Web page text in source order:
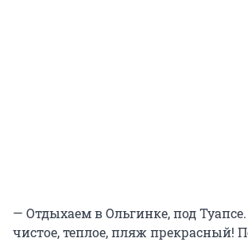
— Отдыхаем в Ольгинке, под
чистое, теплое, пляж прекрасный!